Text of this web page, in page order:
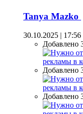
Tanya Mazko
30.10.2025 | 17:56
Добавлено
Добавлено
Добавлено